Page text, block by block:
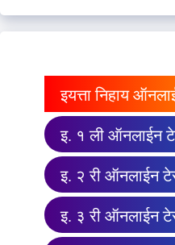
इयत्ता निहाय
इ. १ ली ऑनलाईन
इ. २ री ऑनलाईन
इ. ३ री ऑनलाईन